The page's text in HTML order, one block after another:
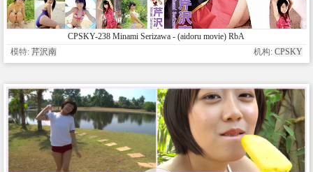
CPSKY-238 Minami Serizawa - (aidoru movie) RbA
模特: 芹沢南 机构: CPSKY